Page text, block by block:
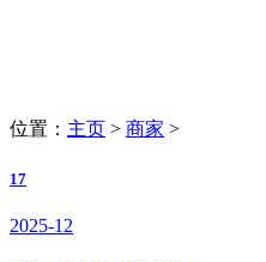
位置： 主页 > 商家 >
17
2025-12